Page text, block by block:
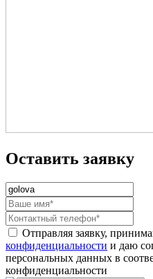
Оставить заявку
Отправляя заявку,
конфиденциальности и даю
персональных данных в
конфиденциальности